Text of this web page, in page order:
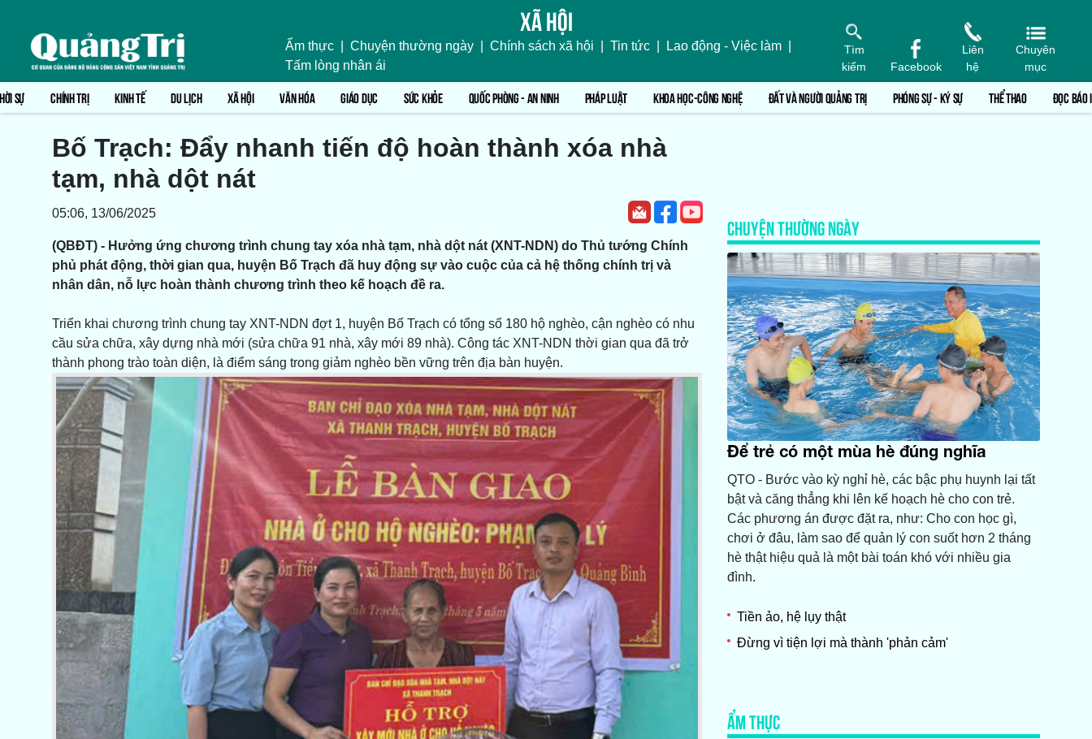
Xã hội
Ẩm thực Chuyện thường ngày Chính sách xã hội Tin tức Lao động - Việc làm
Tấm lòng nhân ái
Tìm
kiếm
Facebook
Liên
hệ
Chuyên
mục
SỰ CHÍNH TRỊ KINH TẾ DU LỊCH XÃ HỘI VĂN HÓA GIÁO DỤC SỨC KHỎE QUỐC PHÒNG - AN NINH PHÁP LUẬT KHOA HỌC-CÔNG NGHỆ ĐẤT VÀ NGƯỜI QUẢNG TRỊ PHÓNG SỰ - KÝ SỰ THỂ THAO ĐỌC BÁO
Bố Trạch: Đẩy nhanh tiến độ hoàn thành xóa nhà
tạm, nhà dột nát
05:06, 13/06/2025
(QBĐT) - Hưởng ứng chương trình chung tay xóa nhà tạm, nhà dột nát (XNT-NDN) do Thủ tướng Chính
phủ phát động, thời gian qua, huyện Bố Trạch đã huy động sự vào cuộc của cả hệ thống chính trị và
nhân dân, nỗ lực hoàn thành chương trình theo kế hoạch đề ra.
Triển khai chương trình chung tay XNT-NDN đợt 1, huyện Bố Trạch có tổng số 180 hộ nghèo, cận nghèo có nhu
cầu sửa chữa, xây dựng nhà mới (sửa chữa 91 nhà, xây mới 89 nhà). Công tác XNT-NDN thời gian qua đã trở
thành phong trào toàn diện, là điểm sáng trong giảm nghèo bền vững trên địa bàn huyện.
CHUYỆN THƯỜNG NGÀY
Để trẻ có một mùa hè đúng nghĩa
QTO - Bước vào kỳ nghỉ hè, các bậc phụ huynh lại tất
bật và căng thẳng khi lên kế hoạch hè cho con trẻ.
Các phương án được đặt ra, như: Cho con học gì,
chơi ở đâu, làm sao để quản lý con suốt hơn 2 tháng
hè thật hiệu quả là một bài toán khó với nhiều gia
đình.
Tiền ảo, hệ lụy thật
Đừng vì tiện lợi mà thành 'phản cảm'
ẨM THỰC